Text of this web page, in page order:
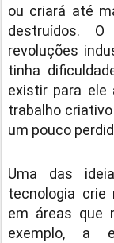
ou criará até
destruídos.
revoluções
tinha
existir para ele
trabalho
um pouco
Uma das
tecnologia crie
em áreas que
exemplo, a